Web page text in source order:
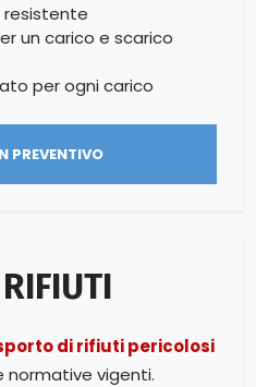
un carico e scarico
per ogni carico
PREVENTIVO
di rifiuti pericolosi
normative vigenti.